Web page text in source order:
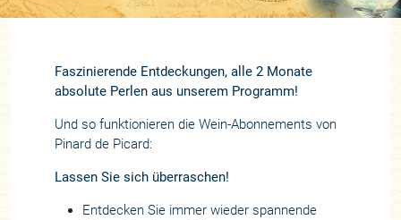
Faszinierende Entdeckungen, alle 2 Monate
absolute Perlen aus unserem Programm!
Und so funktionieren die Wein-Abonnements von
Pinard de Picard:
Lassen Sie sich überraschen!
Entdecken Sie immer wieder spannende